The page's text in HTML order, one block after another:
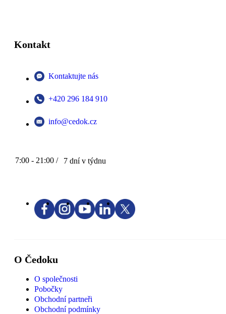
Kontakt
Kontaktujte nás
+420 296 184 910
info@cedok.cz
7:00 - 21:00 / 7 dní v týdnu
O Čedoku
O společnosti
Pobočky
Obchodní partneři
Obchodní podmínky